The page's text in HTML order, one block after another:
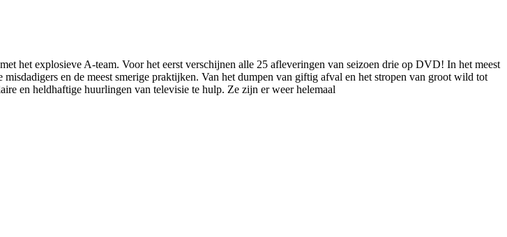
het explosieve A-team. Voor het eerst verschijnen alle 25 afleveringen van seizoen drie op DVD! In het meest
en de meest smerige praktijken. Van het dumpen van giftig afval en het stropen van groot wild tot
en heldhaftige huurlingen van televisie te hulp. Ze zijn er weer helemaal